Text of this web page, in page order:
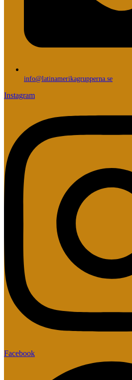
info@latinamerikagrupperna.se
Instagram
Facebook